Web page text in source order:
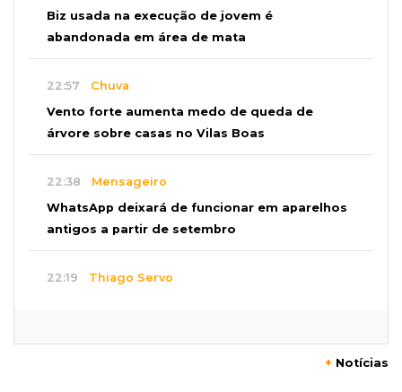
Biz usada na execução de jovem é
abandonada em área de mata
22:57 Chuva
Vento forte aumenta medo de queda de
árvore sobre casas no Vilas Boas
22:38 Mensageiro
WhatsApp deixará de funcionar em aparelhos
antigos a partir de setembro
22:19 Thiago Servo
+ Notícias